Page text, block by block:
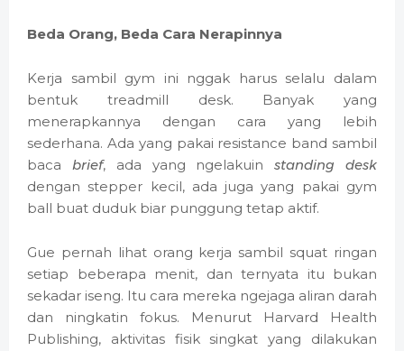
Beda Orang, Beda Cara Nerapinnya
Kerja sambil gym ini nggak harus selalu dalam
bentuk treadmill desk. Banyak yang
menerapkannya dengan cara yang lebih
sederhana. Ada yang pakai resistance band sambil
baca brief, ada yang ngelakuinstanding desk
dengan stepper kecil, ada juga yang pakai gym
ball buat duduk biar punggung tetap aktif.
Gue pernah lihat orang kerja sambil squat ringan
setiap beberapa menit, dan ternyata itu bukan
sekadar iseng. Itu cara mereka ngejaga aliran darah
dan ningkatin fokus. Menurut Harvard Health
Publishing, aktivitas fisik singkat yang dilakukan